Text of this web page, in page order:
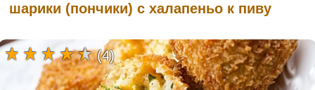
шарики (пончики) с халапеньо к пиву
(4)